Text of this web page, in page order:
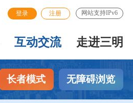
登录 注册 网站支持IPv6
互动交流 走进三明
长者模式 无障碍浏览